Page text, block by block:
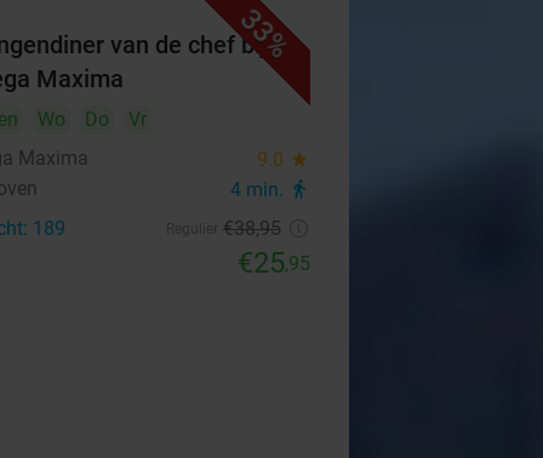
33%
van de chef bij
Maxima
Wo Do
Vr
Maxima
9.0 star
4 min. directions_walk
189 €38,95
€25,95